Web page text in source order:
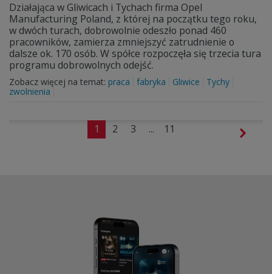
Działająca w Gliwicach i Tychach firma Opel
Manufacturing Poland, z której na początku tego roku,
w dwóch turach, dobrowolnie odeszło ponad 460
pracowników, zamierza zmniejszyć zatrudnienie o
dalsze ok. 170 osób. W spółce rozpoczęła się trzecia tura
programu dobrowolnych odejść.
Zobacz więcej na temat: praca fabryka Gliwice
Tychy
zwolnienia
1 2 3 ... 11